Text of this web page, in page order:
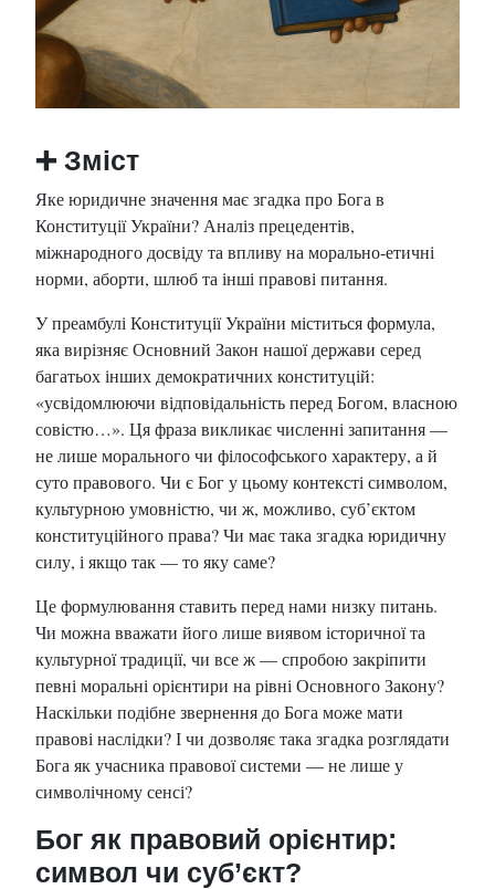
➕ Зміст
Яке юридичне значення має згадка про Бога в
Конституції України? Аналіз прецедентів,
міжнародного досвіду та впливу на морально-етичні
норми, аборти, шлюб та інші правові питання.
У преамбулі Конституції України міститься формула,
яка вирізняє Основний Закон нашої держави серед
багатьох інших демократичних конституцій:
«усвідомлюючи відповідальність перед Богом, власною
совістю…». Ця фраза викликає численні запитання —
не лише морального чи філософського характеру, а й
суто правового. Чи є Бог у цьому контексті символом,
культурною умовністю, чи ж, можливо, суб’єктом
конституційного права? Чи має така згадка юридичну
силу, і якщо так — то яку саме?
Це формулювання ставить перед нами низку питань.
Чи можна вважати його лише виявом історичної та
культурної традиції, чи все ж — спробою закріпити
певні моральні орієнтири на рівні Основного Закону?
Наскільки подібне звернення до Бога може мати
правові наслідки? І чи дозволяє така згадка розглядати
Бога як учасника правової системи — не лише у
символічному сенсі?
Бог як правовий орієнтир:
символ чи суб’єкт?